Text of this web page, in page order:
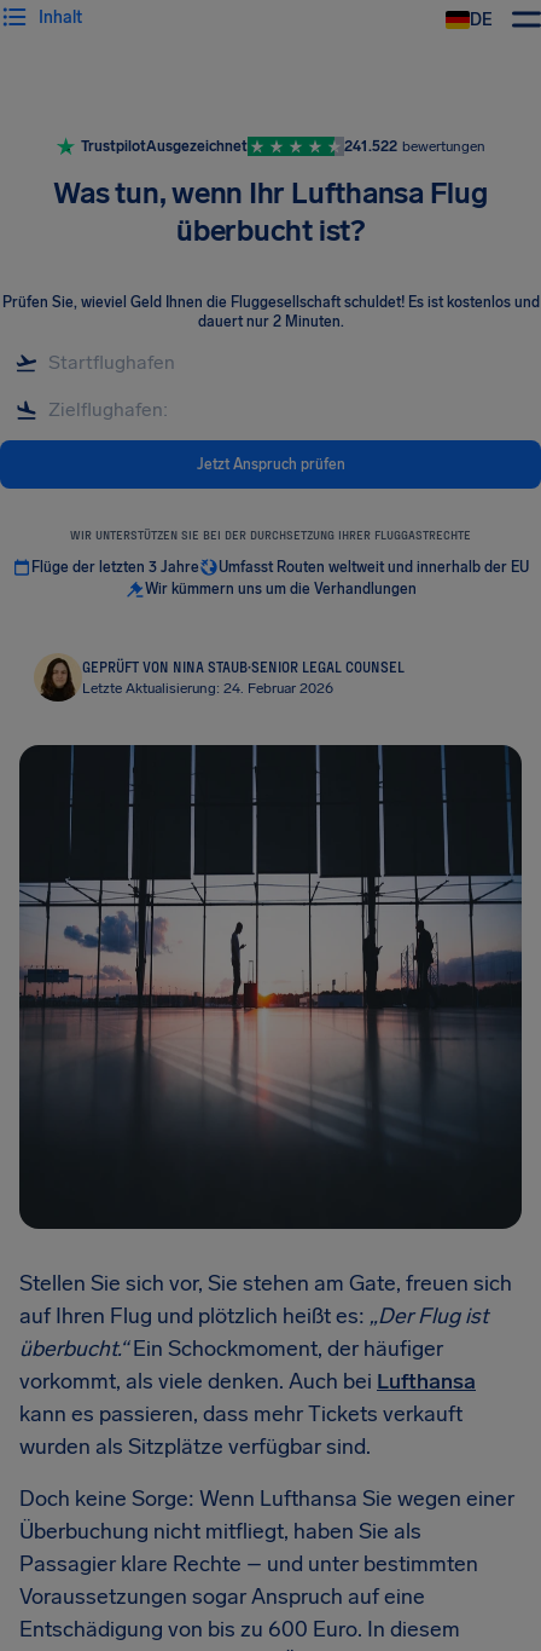
DE
Inhalt
TrustpilotAusgezeichnet 241.522 bewertungen
Was tun, wenn Ihr Lufthansa Flug
überbucht ist?
Prüfen Sie, wieviel Geld Ihnen die Fluggesellschaft schuldet! Es ist kostenlos und
dauert nur 2 Minuten.
Jetzt Anspruch prüfen
WIR UNTERSTÜTZEN SIE BEI DER DURCHSETZUNG IHRER FLUGGASTRECHTE
Flüge der letzten 3 Jahre
Umfasst Routen weltweit und innerhalb der EU
Wir kümmern uns um die Verhandlungen
GEPRÜFT VON NINA STAUB·SENIOR LEGAL COUNSEL
Letzte Aktualisierung: 24. Februar 2026
Stellen Sie sich vor, Sie stehen am Gate, freuen sich
auf Ihren Flug und plötzlich heißt es: „Der Flug ist
überbucht.“Ein Schockmoment, der häufiger
vorkommt, als viele denken. Auch bei Lufthansa
kann es passieren, dass mehr Tickets verkauft
wurden als Sitzplätze verfügbar sind.
Doch keine Sorge: Wenn Lufthansa Sie wegen einer
Überbuchung nicht mitfliegt, haben Sie als
Passagier klare Rechte – und unter bestimmten
Voraussetzungen sogar Anspruch auf eine
Entschädigung von bis zu 600 Euro. In diesem